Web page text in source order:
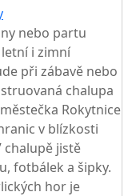
nebo partu
i zimní
při zábavě nebo
chalupa
Rokytnice
v blízkosti
chalupě jistě
fotbálek a šipky.
hor je